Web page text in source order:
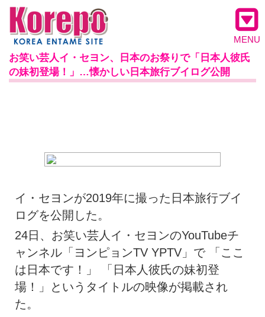
MENU
お笑い芸人イ・セヨン、日本のお祭りで「日本人彼氏
の妹初登場！」…懐かしい日本旅行ブイログ公開
イ・セヨンが2019年に撮った日本旅行ブイ
ログを公開した。
24日、お笑い芸人イ・セヨンのYouTubeチ
ャンネル「ヨンピョンTV YPTV」で 「ここ
は日本です！」 「日本人彼氏の妹初登
場！」というタイトルの映像が掲載され
た。